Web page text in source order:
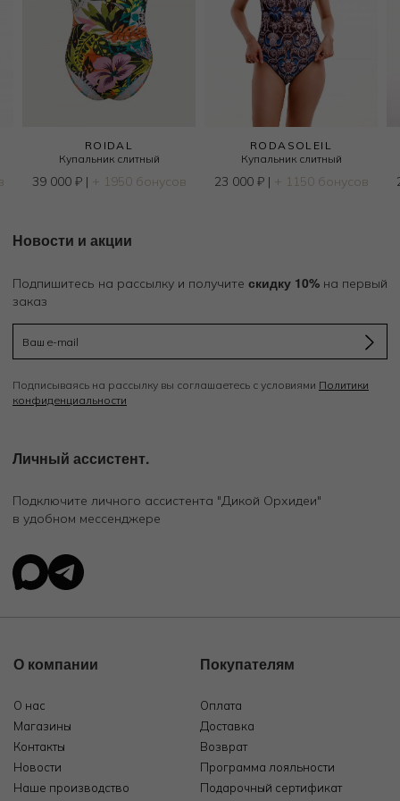
ROIDAL
Купальник слитный
39 000 ₽| + 1950 бонусов
RODASOLEIL
Купальник слитный
23 000 ₽| + 1150 бонусов
Новости и акции
Подпишитесь на рассылку и получите скидку 10% на первый
заказ
Подписываясь на рассылку вы соглашаетесь с условиями Политики
конфиденциальности
Личный ассистент.
Подключите личного ассистента "Дикой Орхидеи"
в удобном мессенджере
О компании
О нас
Магазины
Контакты
Новости
Наше производство
Покупателям
Оплата
Доставка
Возврат
Программа лояльности
Подарочный сертификат